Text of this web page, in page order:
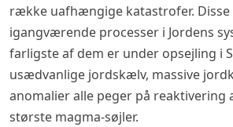
række uafhængige katastrofer. Disse
igangværende processer i Jordens
farligste af dem er under opsejling i
usædvanlige jordskælv, massive
anomalier alle peger på reaktivering
største magma-søjler.